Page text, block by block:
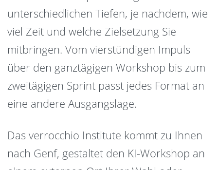
unterschiedlichen Tiefen, je nachdem, wie
viel Zeit und welche Zielsetzung Sie
mitbringen. Vom vierstündigen Impuls
über den ganztägigen Workshop bis zum
zweitägigen Sprint passt jedes Format an
eine andere Ausgangslage.
Das verrocchio Institute kommt zu Ihnen
nach Genf, gestaltet den KI-Workshop an